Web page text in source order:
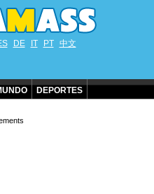
DE IT PT 中文
DEPORTES